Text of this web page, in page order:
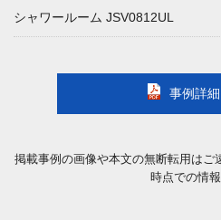
シャワールーム JSV0812UL
事例詳
掲載事例の画像や本文の無断転用はご
時点での情報